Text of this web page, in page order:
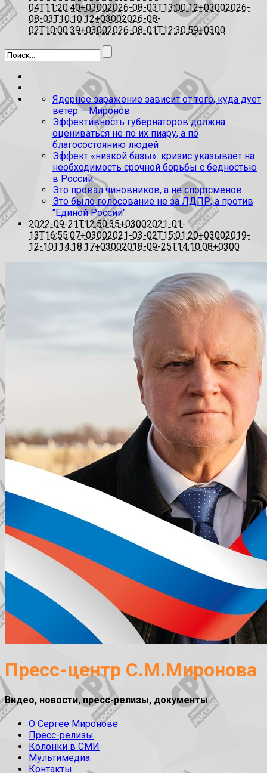
04T11:20:40+03002026-08-03T13:00:12+03002026-
08-03T10:10:12+03002026-08-
02T10:00:39+03002026-08-01T12:30:59+0300
Ядерное заражение зависит от того, куда дует
ветер – Миронов
Эффективность губернаторов должна
оцениваться не по их пиару, а по
благосостоянию людей
Эффект «низкой базы»: кризис указывает на
необходимость срочной борьбы с бедностью
в России
Это провал чиновников, а не спортсменов
Это было голосование не за ЛДПР, а против
"Единой России"
2022-09-21T12:50:35+03002021-01-
13T16:55:07+03002021-03-02T15:01:20+03002019-
12-10T14:18:17+03002018-09-25T14:10:08+0300
Пресс-центр С.М.Миронова
Видео, новости, пресс-релизы, документы
О Сергее Миронове
Пресс-релизы
Колонки в СМИ
Мультимедиа
Контакты